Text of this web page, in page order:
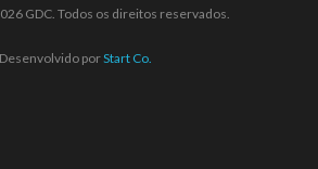
GDC. Todos os direitos reservados.
Desenvolvido porStart Co.